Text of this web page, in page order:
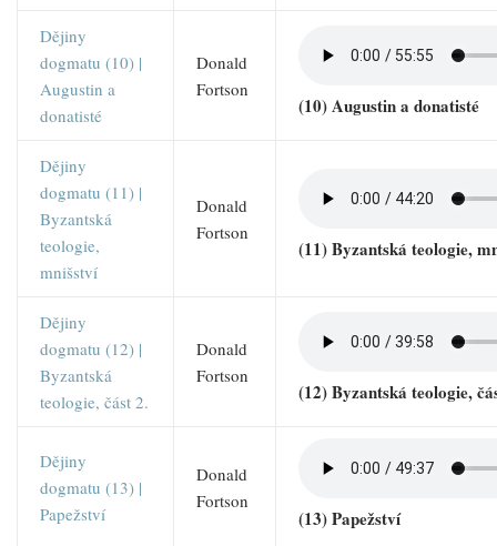
Dějiny
dogmatu (10) |
Augustin a
donatisté
Donald
Fortson
(10) Augustin a donatisté
Dějiny
dogmatu (11) |
Byzantská
teologie,
mnišství
Donald
Fortson
(11) Byzantská teologie,
Dějiny
dogmatu (12) |
Byzantská
teologie, část 2.
Donald
Fortson
(12) Byzantská teologie,
Dějiny
dogmatu (13) |
Papežství
Donald
Fortson
(13) Papežství